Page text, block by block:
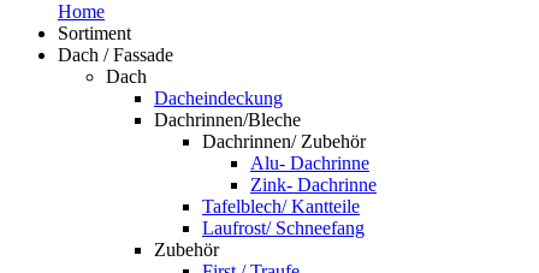
Home
Sortiment
Dach / Fassade
Dach
Dacheindeckung
Dachrinnen/Bleche
Dachrinnen/ Zubehör
Alu- Dachrinne
Zink- Dachrinne
Tafelblech/ Kantteile
Laufrost/ Schneefang
Zubehör